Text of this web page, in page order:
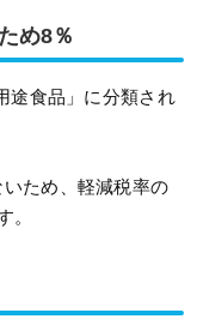
め8％
途食品」に分類され
ため、軽減税率の
。